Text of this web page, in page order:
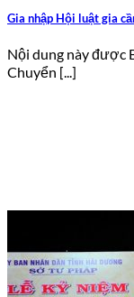
Gia nhập Hội luật gia
Nội dung này được
Chuyển [...]